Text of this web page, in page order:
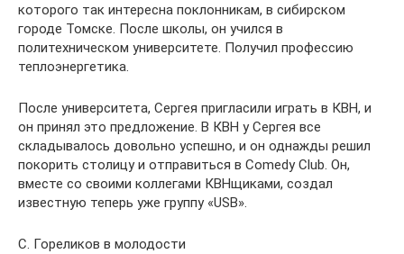
которого так интересна поклонникам, в сибирском
городе Томске. После школы, он учился в
политехническом университете. Получил профессию
теплоэнергетика.
После университета, Сергея пригласили играть в КВН, и
он принял это предложение. В КВН у Сергея все
складывалось довольно успешно, и он однажды решил
покорить столицу и отправиться в Comedy Club. Он,
вместе со своими коллегами КВНщиками, создал
известную теперь уже группу «USB».
С. Гореликов в молодости